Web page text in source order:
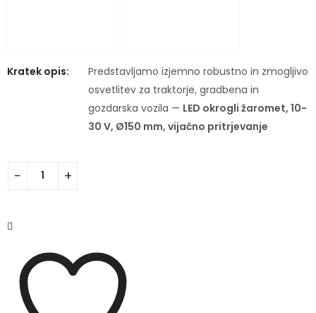
Kratek opis:
Predstavljamo izjemno robustno in zmogljivo
osvetlitev za traktorje, gradbena in
gozdarska vozila — LED okrogli žaromet, 10-
30 V, Ø150 mm, vijačno pritrjevanje